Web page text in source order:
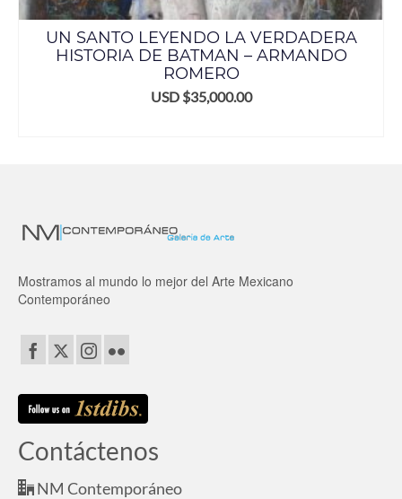
UN SANTO LEYENDO LA VERDADERA
HISTORIA DE BATMAN – ARMANDO
ROMERO
USD $35,000.00
Mostramos al mundo lo mejor del Arte Mexicano
Contemporáneo
Contáctenos
NM Contemporáneo